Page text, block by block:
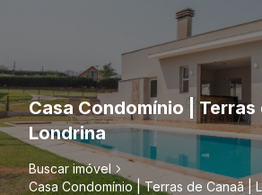
Casa Condomínio | Terras
Londrina
Buscar imóvel
Casa Condomínio | Terras de Canaã |